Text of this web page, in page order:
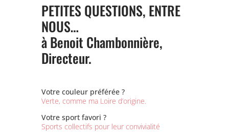
PETITES QUESTIONS, ENTRE
NOUS…
à Benoit Chambonnière,
Directeur.
Votre couleur préférée ?
Verte, comme ma Loire d’origine.
Votre sport favori ?
Sports collectifs pour leur convivialité